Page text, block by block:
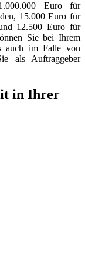
Euro für
15.000 Euro für
12.500 Euro für
Sie bei Ihrem
auch im Falle von
als Auftraggeber
in Ihrer